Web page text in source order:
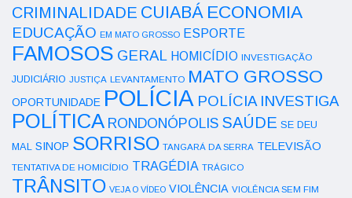
CRIMINALIDADE CUIABÁ ECONOMIA
EDUCAÇÃO EM MATO GROSSO ESPORTE
FAMOSOS GERAL HOMICÍDIO INVESTIGAÇÃO
JUDICIÁRIO JUSTIÇA LEVANTAMENTO MATO GROSSO
OPORTUNIDADE POLÍCIA POLÍCIA INVESTIGA
POLÍTICA RONDONÓPOLIS SAÚDE SE DEU
MAL SINOP SORRISO TANGARÁ DA SERRA TELEVISÃO
TENTATIVA DE HOMICÍDIO TRAGÉDIA TRÁGICO
TRÂNSITO VEJA O VÍDEO VIOLÊNCIA VIOLÊNCIA SEM FIM